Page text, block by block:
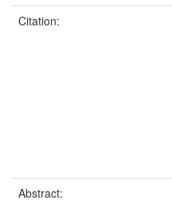
Citation:
Abstract: